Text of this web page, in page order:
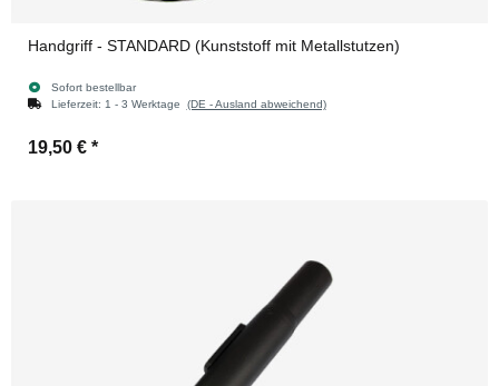
Handgriff - STANDARD (Kunststoff mit Metallstutzen)
Sofort bestellbar
Lieferzeit: 1 - 3 Werktage (DE - Ausland abweichend)
19,50 € *